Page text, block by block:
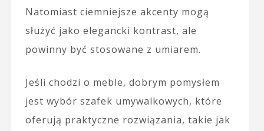
Natomiast ciemniejsze akcenty mogą
służyć jako elegancki kontrast, ale
powinny być stosowane z umiarem.
Jeśli chodzi o meble, dobrym pomysłem
jest wybór szafek umywalkowych, które
oferują praktyczne rozwiązania, takie jak